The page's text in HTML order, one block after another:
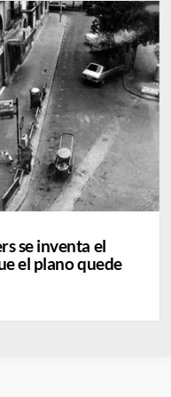
se inventa el
el plano quede